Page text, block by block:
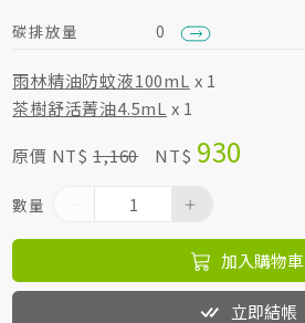
碳排放量 0
雨林精油防蚊液100mL x 1
茶樹舒活菁油4.5mL x 1
原價 NT$ 1,160 NT$ 930
數量
加入購物車
立即結帳